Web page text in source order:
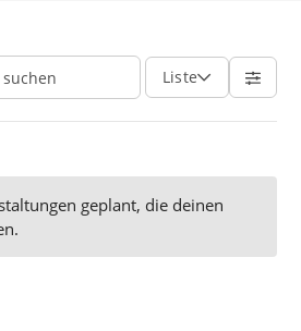
Liste
geplant, die deinen